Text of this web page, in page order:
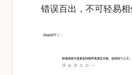
错误百出，不可轻易相